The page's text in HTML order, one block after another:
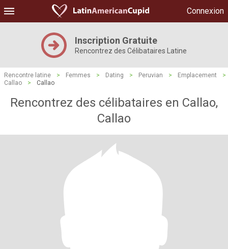
Connexion
Inscription Gratuite
Rencontrez des Célibataires Latine
Rencontre latine > Femmes > Dating > Peruvian > Emplacement
>
Callao
> Callao
Rencontrez des célibataires en Callao,
Callao